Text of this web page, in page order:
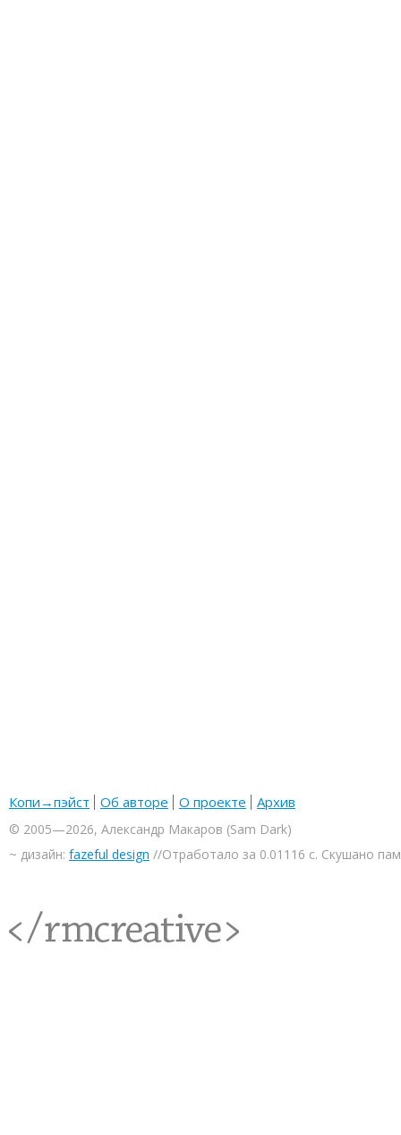
Копи→пэйст Об авторе О проекте Архив
© 2005—2026, Александр Макаров (Sam Dark)
~ дизайн: fazeful design //Отработало за 0.01116 с. Скушано
<rmcreative/>